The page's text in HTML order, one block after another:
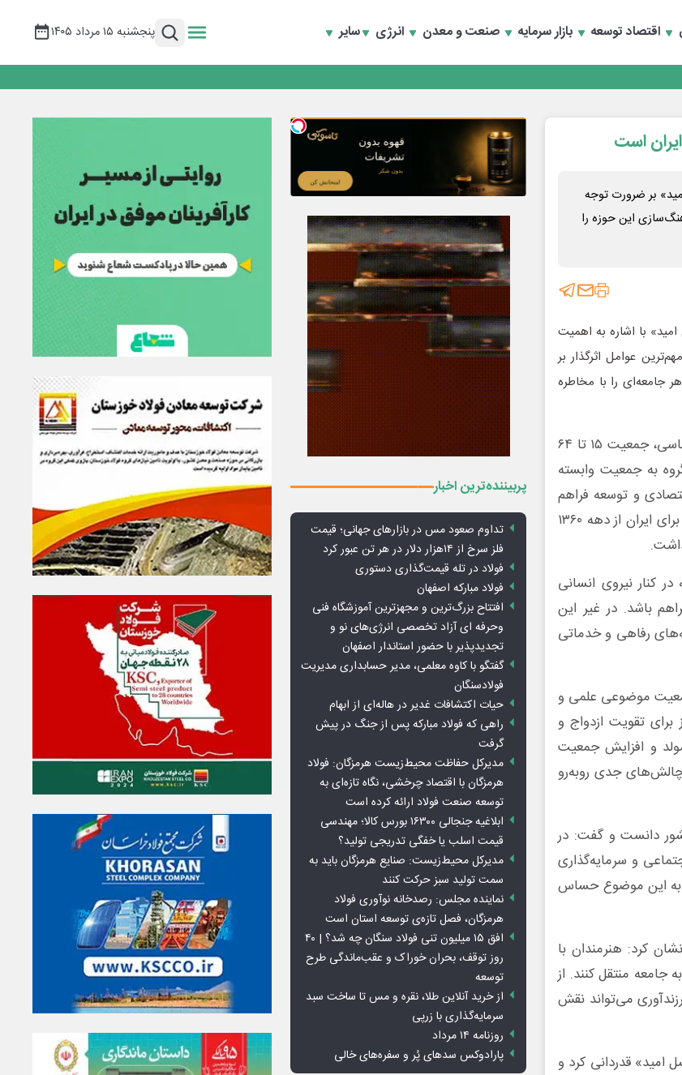
اقتصاد توسعه بازار سرمایه صنعت و معدن انرژی سایر پنجشنبه ۱۵ مرداد ۱۴۰۵
نو و تجدیدپذیر با حضور استاندار اصفهان
است
بر ضرورت توجه
این حوزه را
با اشاره به اهمیت
عوامل اثرگذار بر
جامعه‌ای را با مخاطره
وی با تشریح مفهوم «پنجره جمعیتی» گفت: در مطالعات جمعیت‌شناسی، جمعیت ۱۵ تا ۶۴
به جمعیت وابسته
و توسعه فراهم
می‌شود. این وضعیت که از آن با عنوان پنجره جمعیتی یاد می‌شود، برای ایران از دهه ۱۳۶۰
کنار نیروی انسانی
باشد. در غیر این
رفاهی و خدماتی
جمعیت موضوعی علمی و
تقویت ازدواج و
و افزایش جمعیت
چالش‌های جدی روبه‌رو
دانست و گفت: در
و سرمایه‌گذاری
به این موضوع حساس
کرد: هنرمندان با
جامعه منتقل کنند. از
می‌تواند نقش
قدردانی کرد و
پربیننده‌ترین اخبار
تداوم صعود مس در بازارهای جهانی؛ قیمت
فلز سرخ از ۱۴هزار دلار در هر تن عبور کرد
فولاد در تله قیمت‌گذاری دستوری
فولاد مبارکه اصفهان
افتتاح بزرگ‌ترین و مجهزترین آموزشگاه فنی
وحرفه ای آزاد تخصصی انرژی‌های نو و
تجدیدپذیر با حضور استاندار اصفهان
گفتگو با کاوه معلمی، مدیر حسابداری مدیریت
فولادسنگان
حیات اکتشافات غدیر در هاله‌ای از ابهام
راهی که فولاد مبارکه پس از جنگ در پیش
گرفت
مدیرکل حفاظت محیط‌زیست هرمزگان: فولاد
هرمزگان با اقتصاد چرخشی، نگاه تازه‌ای به
توسعه صنعت فولاد ارائه کرده است
ابلاغیه جنجالی ۱۶۳۰۰ بورس کالا؛ مهندسی
قیمت اسلب یا خفگی تدریجی تولید؟
مدیرکل محیط‌زیست: صنایع هرمزگان باید به
سمت تولید سبز حرکت کنند
نماینده مجلس: رصدخانه نوآوری فولاد
هرمزگان، فصل تازه‌ی توسعه استان است
افق ۱۵ میلیون تنی فولاد سنگان چه شد؟ | ۴۰
روز توقف، بحران خوراک و عقب‌ماندگی طرح
توسعه
از خرید آنلاین طلا، نقره و مس تا ساخت سبد
سرمایه‌گذاری با زرپی
روزنامه ۱۴ مرداد
پارادوکس سدهای پُر و سفره‌های خالی